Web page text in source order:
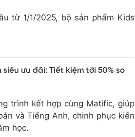
từ 1/1/2025, bộ sản phẩm Kids
ưu đãi: Tiết kiệm tới 50% so
trình kết hợp cùng Matific, giúp
và Tiếng Anh, chinh phục kiến
học.